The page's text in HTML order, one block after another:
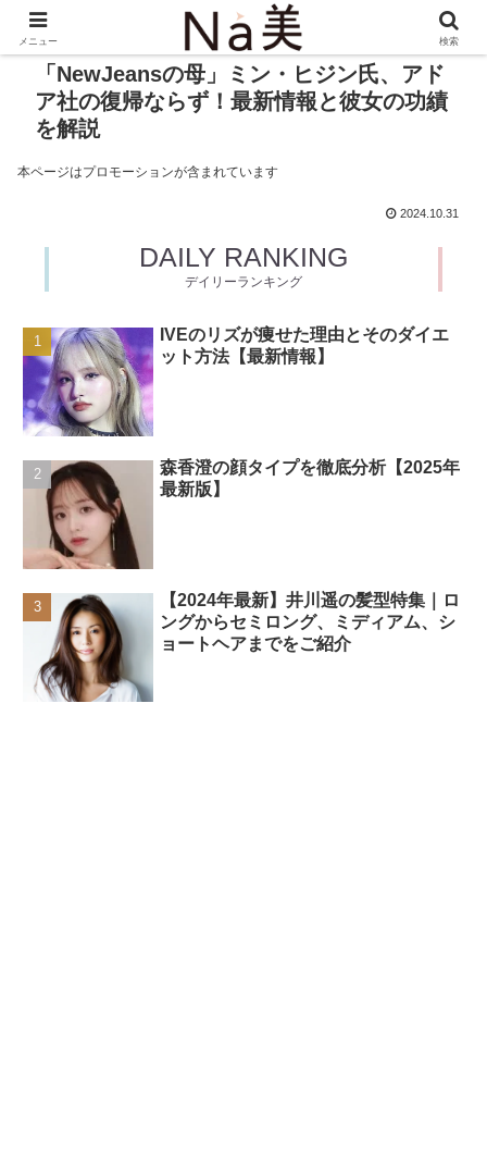
「NewJeansの母」ミン・ヒジン氏、アド
ア社の復帰ならず！最新情報と彼女の功績
を解説
本ページはプロモーションが含まれています
2024.10.31
DAILY RANKING
デイリーランキング
IVEのリズが痩せた理由とそのダイエ
ット方法【最新情報】
森香澄の顔タイプを徹底分析【2025年
最新版】
【2024年最新】井川遥の髪型特集｜ロ
ングからセミロング、ミディアム、シ
ョートヘアまでをご紹介
メニュー 検索